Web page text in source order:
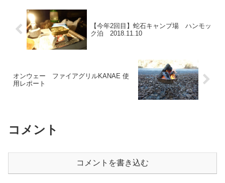
【今年2回目】蛇石キャンプ場 ハンモッ
ク泊 2018.11.10
オンウェー ファイアグリルKANAE 使
用レポート
コメント
コメントを書き込む